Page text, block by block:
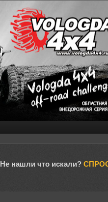
Не нашли что искали?